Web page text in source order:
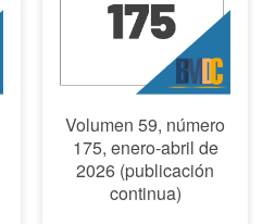
Volumen 59, número
175, enero-abril de
2026 (publicación
continua)